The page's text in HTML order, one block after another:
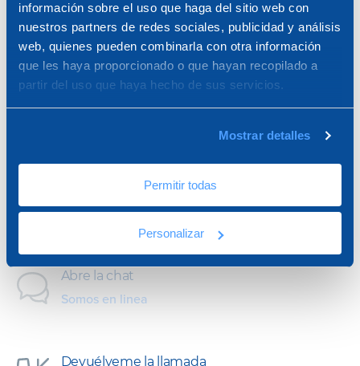
información sobre el uso que haga del sitio web con
nuestros partners de redes sociales, publicidad y análisis
web, quienes pueden combinarla con otra información
que les haya proporcionado o que hayan recopilado a
partir del uso que haya hecho de sus servicios.
Mostrar detalles
Permitir todas
Personalizar
ESTAMOS A TU
DISPOSICIÓN
Elige la manera que prefieras para contactarnos
informaciones sobre productos y servicios.
Pide informaciones
Escríbenos
Abre la chat
Somos en linea
Devuélveme la llamada